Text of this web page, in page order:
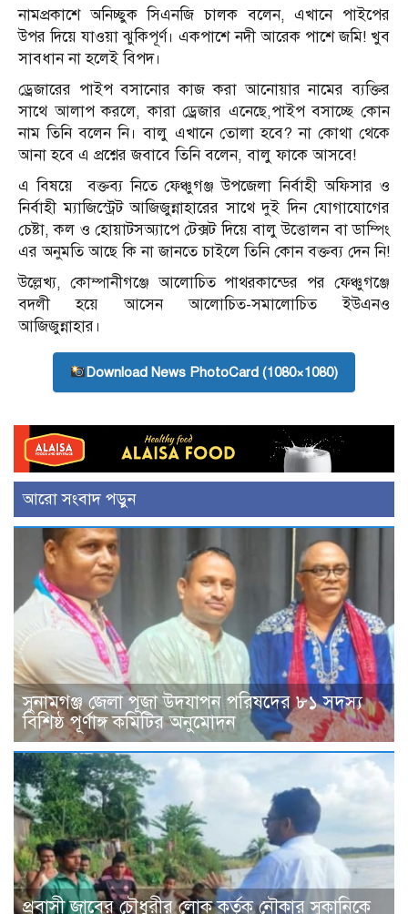
নামপ্রকাশে অনিচ্ছুক সিএনজি চালক বলেন, এখানে পাইপের
উপর দিয়ে যাওয়া ঝুকিপূর্ণ। একপাশে নদী আরেক পাশে জমি! খুব
সাবধান না হলেই বিপদ।
ড্রেজারের পাইপ বসানোর কাজ করা আনোয়ার নামের ব্যক্তির
সাথে আলাপ করলে, কারা ড্রেজার এনেছে,পাইপ বসাচ্ছে কোন
নাম তিনি বলেন নি। বালু এখানে তোলা হবে? না কোথা থেকে
আনা হবে এ প্রশ্নের জবাবে তিনি বলেন, বালু ফাকে আসবে!
এ বিষয়ে বক্তব্য নিতে ফেঞ্চুগঞ্জ উপজেলা নির্বাহী অফিসার ও
নির্বাহী ম্যাজিস্ট্রেট আজিজুন্নাহারের সাথে দুই দিন যোগাযোগের
চেষ্টা, কল ও হোয়াটসঅ্যাপে টেক্সট দিয়ে বালু উত্তোলন বা ডাম্পিং
এর অনুমতি আছে কি না জানতে চাইলে তিনি কোন বক্তব্য দেন নি!
উল্লেখ্য, কোম্পানীগঞ্জে আলোচিত পাথরকান্ডের পর ফেঞ্চুগঞ্জে
বদলী হয়ে আসেন আলোচিত-সমালোচিত ইউএনও
আজিজুন্নাহার।
Download News PhotoCard (1080×1080)
আরো সংবাদ পড়ুন
সুনামগঞ্জ জেলা পূজা উদযাপন পরিষদের ৮১ সদস্য
বিশিষ্ঠ পূর্ণাঙ্গ কমিটির অনুমোদন
প্রবাসী জাবের চৌধুরীর লোক কর্তৃক নৌকার সুকানিকে